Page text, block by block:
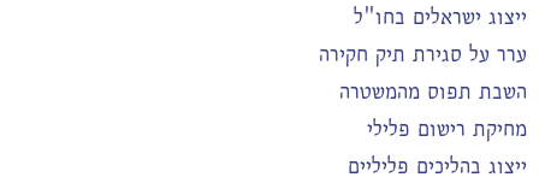
ייצוג ישראלים בחו"ל
ערר על סגירת תיק חקירה
השבת תפוס מהמשטרה
מחיקת רישום פלילי
ייצוג בהליכים פליליים